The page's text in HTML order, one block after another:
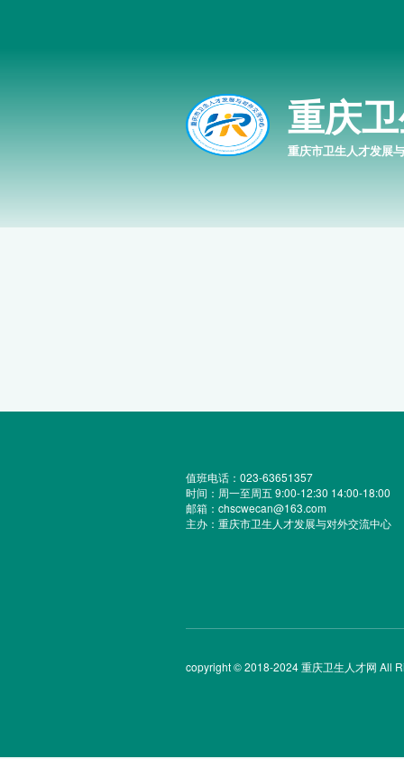
重庆
重庆市卫生人才发展
值班电话：023-63651357
时间：周一至周五 9:00-12:30 14:00-18:00
邮箱：chscwecan@163.com
主办：重庆市卫生人才发展与对外交流中心
copyright © 2018-2024 重庆卫生人才网 All